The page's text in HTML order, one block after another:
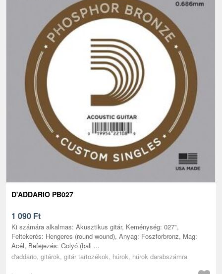
D'ADDARIO PB027
1 090 Ft
Ki számára alkalmas: Akusztikus gitár, Keménység: 027",
Feltekerés: Hengeres (round wound), Anyag: Foszforbronz, Mag:
Acél, Befejezés: Golyó (ball ...
d'addario, gitárok, gitár tartozékok, húrok, húrok darabszámra